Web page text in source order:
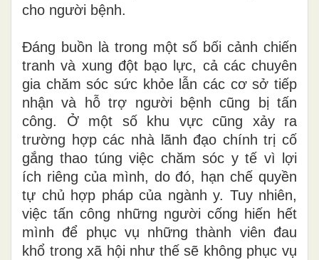
cho người bệnh.
Đáng buồn là trong một số bối cảnh chiến
tranh và xung đột bạo lực, cả các chuyên
gia chăm sóc sức khỏe lẫn các cơ sở tiếp
nhận và hỗ trợ người bệnh cũng bị tấn
công. Ở một số khu vực cũng xảy ra
trường hợp các nhà lãnh đạo chính trị cố
gắng thao túng việc chăm sóc y tế vì lợi
ích riêng của mình, do đó, hạn chế quyền
tự chủ hợp pháp của ngành y. Tuy nhiên,
việc tấn công những người cống hiến hết
mình để phục vụ những thành viên đau
khổ trong xã hội như thế sẽ không phục vụ